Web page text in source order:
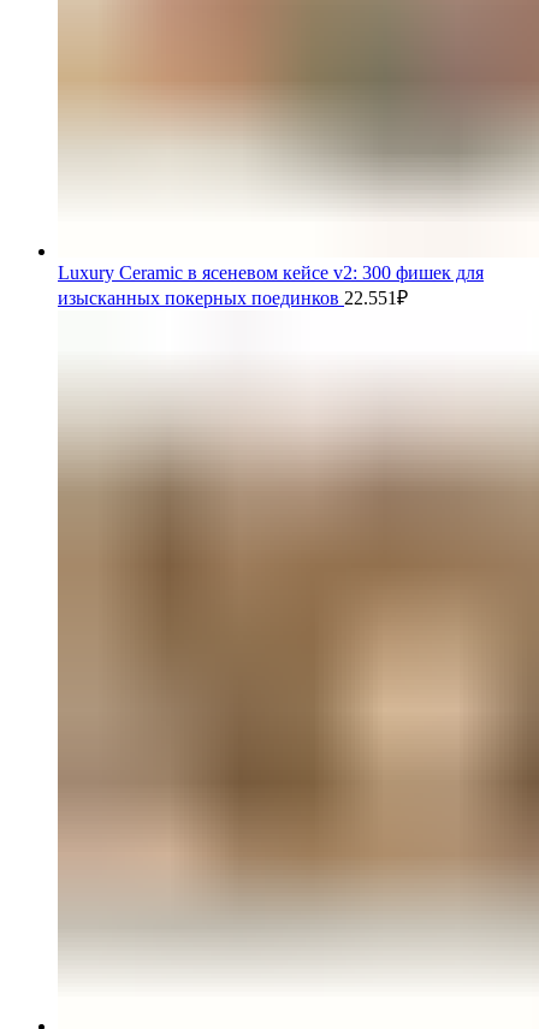
Luxury Ceramic в ясеневом кейсе v2: 300 фишек для
изысканных покерных поединков 22.551₽